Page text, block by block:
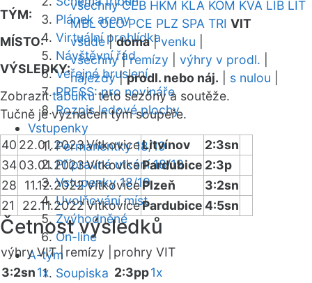
Plánek areny
Virtuální prohlídka
Návštěvní řád
Veřejné bruslení
PRESS: pro novináře
Rozpis ledové plochy
Vstupenky
Permanentky 18/19
Přípravná utkání 18/19
Vstupenky 18/19
Uvolňování míst
Zvýhodněné
On-line
A-tým
Soupiska
TÝM:
všechny CEB HKM KLA KOM KVA LIB LIT
MBL OLO PCE PLZ SPA TRI VIT
MÍSTO:
všude|doma|venku
VÝSLEDKY:
všechny|remízy výhry v prodl.
nájezdy|prodl. nebo náj. s nulou
Zobrazittabulkutéto sezóny a soutěže.
Tučně je vyznačen tým soupeře.
40 22.01.2023VítkoviceLitvínov
2:3sn
3403.01.2023VítkovicePardubice 2:3p
28
11.12.2022VítkovicePlzeň
3:2sn
21
22.11.2022VítkovicePardubice4:5sn
Četnost výsledků
výhry VIT | remízy |
prohry VIT
3:2sn1x 2:3pp1x